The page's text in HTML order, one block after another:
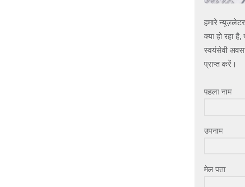
हमारे
क्या हो रहा
स्वयंसेवी
प्राप्त करें।
पहला नाम
उपनाम
मेल पता